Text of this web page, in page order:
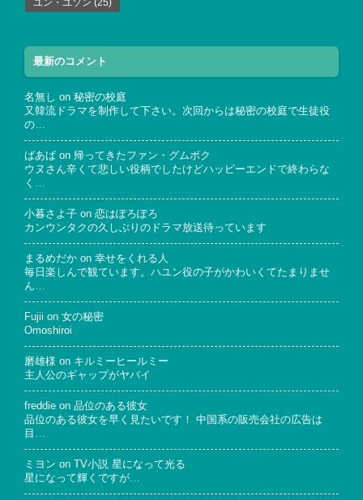
ユン・ユソン (25)
最新のコメント
名無し on 秘密の校庭
又韓流ドラマを制作して下さい。次回からは秘密の校庭で生徒役
の…
ばあば on 帰ってきたファン・グムボク
ウヌさん辛くて悲しい役柄でしたけどハッピーエンドで終わらな
く…
小暮さよ子 on 恋はぽろぽろ
カンウンタクの久しぶりのドラマ放送待っています
まるめだか on 幸せをくれる人
毎日楽しんで観ています。ハユン役の子がかわいくてたまりませ
ん…
Fujii on 女の秘密
Omoshiroi
磨雄様 on キルミーヒールミー
主人公のギャップがヤバイ
freddie on 品位のある彼女
品位のある彼女を早く見たいです！ 中国系の販売会社の広告は
目…
ミヨン on TV小説 星になって光る
星になって輝くですが…